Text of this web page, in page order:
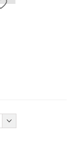
ZUR WUNSCHLISTE